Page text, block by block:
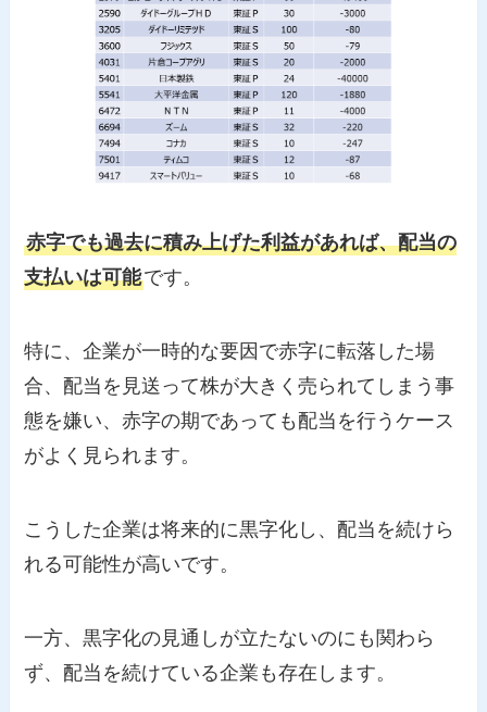
赤字でも過去に積み上げた利益があれば、配当の
支払いは可能です。
特に、企業が一時的な要因で赤字に転落した場
合、配当を見送って株が大きく売られてしまう事
態を嫌い、赤字の期であっても配当を行うケース
がよく見られます。
こうした企業は将来的に黒字化し、配当を続けら
れる可能性が高いです。
一方、黒字化の見通しが立たないのにも関わら
ず、配当を続けている企業も存在します。